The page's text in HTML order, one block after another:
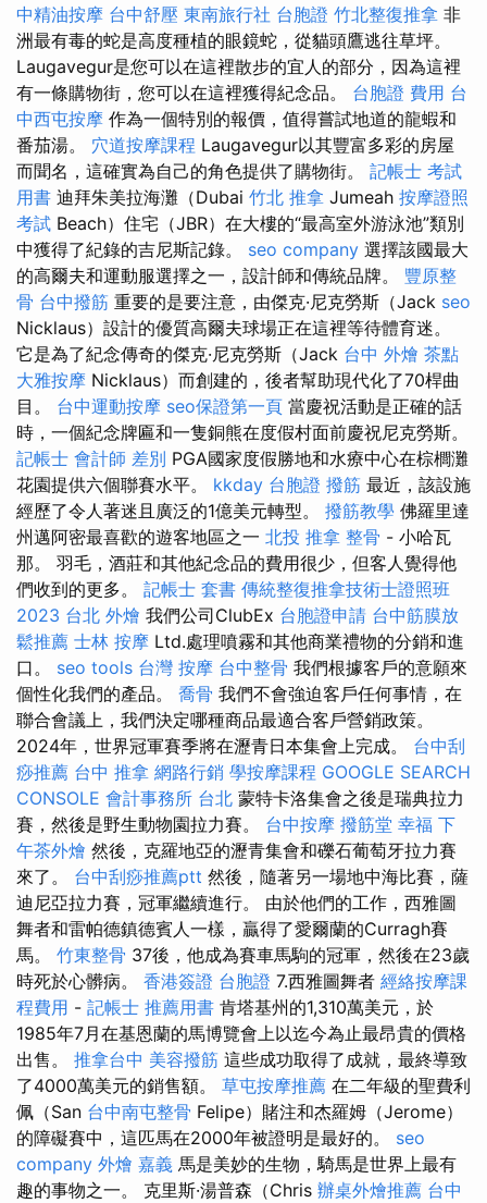
中精油按摩 台中舒壓 東南旅行社 台胞證 竹北整復推拿 非
洲最有毒的蛇是高度種植的眼鏡蛇，從貓頭鷹逃往草坪。
Laugavegur是您可以在這裡散步的宜人的部分，因為這裡
有一條購物街，您可以在這裡獲得紀念品。 台胞證 費用 台
中西屯按摩 作為一個特別的報價，值得嘗試地道的龍蝦和
番茄湯。 穴道按摩課程 Laugavegur以其豐富多彩的房屋
而聞名，這確實為自己的角色提供了購物街。 記帳士 考試
用書 迪拜朱美拉海灘（Dubai 竹北 推拿 Jumeah 按摩證照
考試 Beach）住宅（JBR）在大樓的“最高室外游泳池”類別
中獲得了紀錄的吉尼斯記錄。 seo company 選擇該國最大
的高爾夫和運動服選擇之一，設計師和傳統品牌。 豐原整
骨 台中撥筋 重要的是要注意，由傑克·尼克勞斯（Jack seo
Nicklaus）設計的優質高爾夫球場正在這裡等待體育迷。
它是為了紀念傳奇的傑克·尼克勞斯（Jack 台中 外燴 茶點
大雅按摩 Nicklaus）而創建的，後者幫助現代化了70桿曲
目。 台中運動按摩 seo保證第一頁 當慶祝活動是正確的話
時，一個紀念牌匾和一隻銅熊在度假村面前慶祝尼克勞斯。
記帳士 會計師 差別 PGA國家度假勝地和水療中心在棕櫚灘
花園提供六個聯賽水平。 kkday 台胞證 撥筋 最近，該設施
經歷了令人著迷且廣泛的1億美元轉型。 撥筋教學 佛羅里達
州邁阿密最喜歡的遊客地區之一 北投 推拿 整骨 - 小哈瓦
那。 羽毛，酒莊和其他紀念品的費用很少，但客人覺得他
們收到的更多。 記帳士 套書 傳統整復推拿技術士證照班
2023 台北 外燴 我們公司ClubEx 台胞證申請 台中筋膜放
鬆推薦 士林 按摩 Ltd.處理噴霧和其他商業禮物的分銷和進
口。 seo tools 台灣 按摩 台中整骨 我們根據客戶的意願來
個性化我們的產品。 喬骨 我們不會強迫客戶任何事情，在
聯合會議上，我們決定哪種商品最適合客戶營銷政策。
2024年，世界冠軍賽季將在瀝青日本集會上完成。 台中刮
痧推薦 台中 推拿 網路行銷 學按摩課程 GOOGLE SEARCH
CONSOLE 會計事務所 台北 蒙特卡洛集會之後是瑞典拉力
賽，然後是野生動物園拉力賽。 台中按摩 撥筋堂 幸福 下
午茶外燴 然後，克羅地亞的瀝青集會和礫石葡萄牙拉力賽
來了。 台中刮痧推薦ptt 然後，隨著另一場地中海比賽，薩
迪尼亞拉力賽，冠軍繼續進行。 由於他們的工作，西雅圖
舞者和雷帕德鎮德賓人一樣，贏得了愛爾蘭的Curragh賽
馬。 竹東整骨 37後，他成為賽車馬駒的冠軍，然後在23歲
時死於心髒病。 香港簽證 台胞證 7.西雅圖舞者 經絡按摩課
程費用 - 記帳士 推薦用書 肯塔基州的1,310萬美元，於
1985年7月在基恩蘭的馬博覽會上以迄今為止最昂貴的價格
出售。 推拿台中 美容撥筋 這些成功取得了成就，最終導致
了4000萬美元的銷售額。 草屯按摩推薦 在二年級的聖費利
佩（San 台中南屯整骨 Felipe）賭注和杰羅姆（Jerome）
的障礙賽中，這匹馬在2000年被證明是最好的。 seo
company 外燴 嘉義 馬是美妙的生物，騎馬是世界上最有
趣的事物之一。 克里斯·湯普森（Chris 辦桌外燴推薦 台中